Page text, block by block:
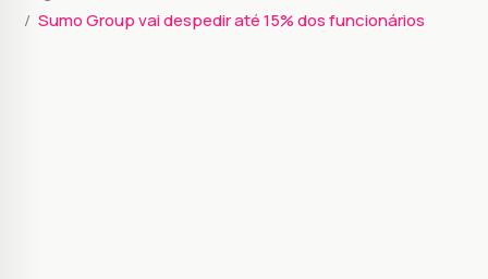
Sumo Group vai despedir até 15% dos funcionários